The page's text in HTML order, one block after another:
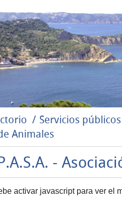
Servicios públicos
Animales
-
activar javascript para ver el